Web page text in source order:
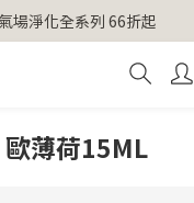
費 不限金額 即送 香遇熊
場淨化全系列 66折起
費 不限金額 即送 香遇熊
歐薄荷15ML